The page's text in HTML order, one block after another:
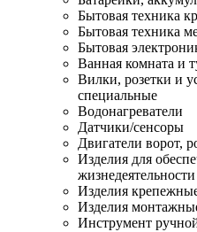
Бытовая техника
Бытовая техника
Бытовая
Ванная комната и
Вилки, розетки и
специальные
Водонагреватели
Датчики/сенсоры
Двигатели ворот,
Изделия для
жизнедеятельности
Изделия
Изделия
Инструмент